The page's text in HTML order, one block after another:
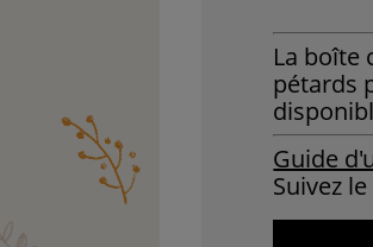
La boîte
pétards
Guide
Suivez